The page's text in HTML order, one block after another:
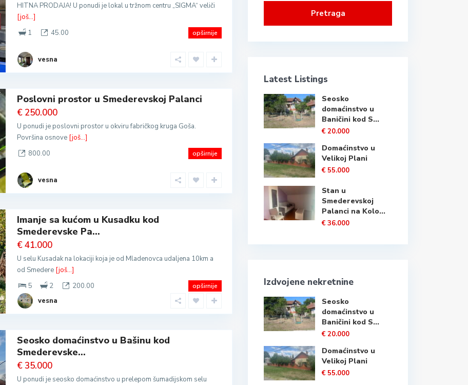
HITNA PRODAJA! U ponudi je lokal u tržnom centru „SIGMA“ veliči
[još...]
1
45.00 opširnije
vesna
Poslovni prostor u Smederevskoj Palanci
€ 250.000
U ponudi je poslovni prostor u okviru fabričkog kruga Goša.
Površina osnove [još...]
800.00
opširnije
vesna
Imanje sa kućom u Kusadku kod
Smederevske Pa...
€ 41.000
U selu Kusadak na lokaciji koja je od Mladenovca udaljena 10km a
od Smedere [još...]
5
2 200.00 opširnije
vesna
Seosko domaćinstvo u Bašinu kod
Smederevske...
€ 35.000
U ponudi je seosko domaćinstvo u prelepom šumadijskom selu
Pretraga
Latest Listings
Seosko
domaćinstvo u
Baničini kod S...
€ 20.000
Domaćinstvo u
Velikoj Plani
€ 55.000
Stan u
Smederevskoj
Palanci na Kolo...
€ 36.000
Izdvojene nekretnine
Seosko
domaćinstvo u
Baničini kod S...
€ 20.000
Domaćinstvo u
Velikoj Plani
€ 55.000